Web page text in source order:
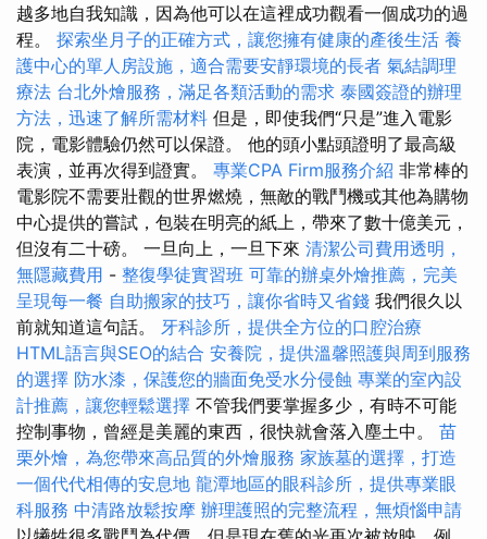
越多地自我知識，因為他可以在這裡成功觀看一個成功的過
程。 探索坐月子的正確方式，讓您擁有健康的產後生活 養
護中心的單人房設施，適合需要安靜環境的長者 氣結調理
療法 台北外燴服務，滿足各類活動的需求 泰國簽證的辦理
方法，迅速了解所需材料 但是，即使我們“只是”進入電影
院，電影體驗仍然可以保證。 他的頭小點頭證明了最高級
表演，並再次得到證實。 專業CPA Firm服務介紹 非常棒的
電影院不需要壯觀的世界燃燒，無敵的戰鬥機或其他為購物
中心提供的嘗試，包裝在明亮的紙上，帶來了數十億美元，
但沒有二十磅。 一旦向上，一旦下來 清潔公司費用透明，
無隱藏費用 - 整復學徒實習班 可靠的辦桌外燴推薦，完美
呈現每一餐 自助搬家的技巧，讓你省時又省錢 我們很久以
前就知道這句話。 牙科診所，提供全方位的口腔治療
HTML語言與SEO的結合 安養院，提供溫馨照護與周到服務
的選擇 防水漆，保護您的牆面免受水分侵蝕 專業的室內設
計推薦，讓您輕鬆選擇 不管我們要掌握多少，有時不可能
控制事物，曾經是美麗的東西，很快就會落入塵土中。 苗
栗外燴，為您帶來高品質的外燴服務 家族墓的選擇，打造
一個代代相傳的安息地 龍潭地區的眼科診所，提供專業眼
科服務 中清路放鬆按摩 辦理護照的完整流程，無煩惱申請